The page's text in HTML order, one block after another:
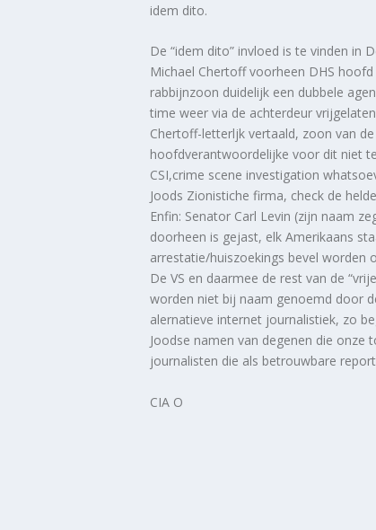
idem dito.
De “idem dito” invloed is te vinden in
Michael Chertoff voorheen DHS
rabbijnzoon duidelijk een dubbele
time weer via de achterdeur
Chertoff-letterljk vertaald, zoon van
hoofdverantwoordelijke voor dit niet
CSI,crime scene investigation
Joods Zionistiche firma, check de
Enfin: Senator Carl Levin (zijn naam
doorheen is gejast, elk Amerikaans
arrestatie/huiszoekings bevel worden
De VS en daarmee de rest van de
worden niet bij naam genoemd door
alernatieve internet journalistiek, zo
Joodse namen van degenen die
journalisten die als betrouwbare
CIA O